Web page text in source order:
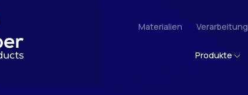
Materialien
Produkte